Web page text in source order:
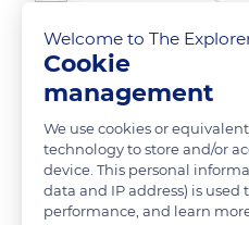
Dans le parc Alameda, qui est
d'âge offrent de l'ombre aux
READ MORE
Welcome to The
Cookie
management
We use cookies or equivalent
technology to store and/or
device. This personal
data and IP address) is
performance, and learn